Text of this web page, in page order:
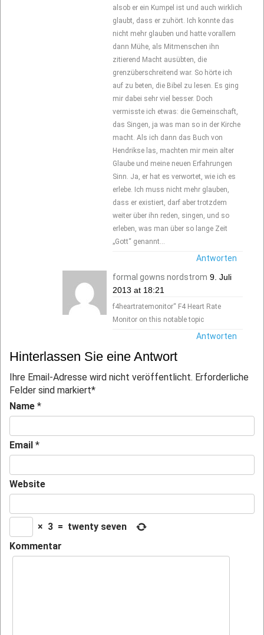
alsob er ein Kumpel ist und auch wirklich
glaubt, dass er zuhört. Ich konnte das
nicht mehr glauben und hatte vorallem
dann Mühe, als Mitmenschen ihn
zitierend Macht ausübten, die
grenzüberschreitend war. So hörte ich
auf zu beten, die Bibel zu lesen. Es ging
mir dabei sehr viel besser. Doch
vermisste ich etwas: die Gemeinschaft,
das Singen, ja was man so in der Kirche
macht. Als ich dann das Buch von
Hendrikse las, machten mir mein alter
Glaube und meine neuen Erfahrungen
Sinn. Ja, er hat es verwortet, wie ich es
erlebe. Ich muss nicht mehr glauben,
dass er existiert, darf aber trotzdem
weiter über ihn reden, singen, und so
erleben, was man über so lange Zeit
„Gott“ genannt…
Antworten
formal gowns nordstrom 9. Juli
2013 at 18:21
f4heartratemonitor“ F4 Heart Rate
Monitor on this notable topic
Antworten
Hinterlassen Sie eine Antwort
Ihre Email-Adresse wird nicht veröffentlicht. Erforderliche
Felder sind markiert*
Name *
Email *
Website
× 3 = twenty seven
Kommentar